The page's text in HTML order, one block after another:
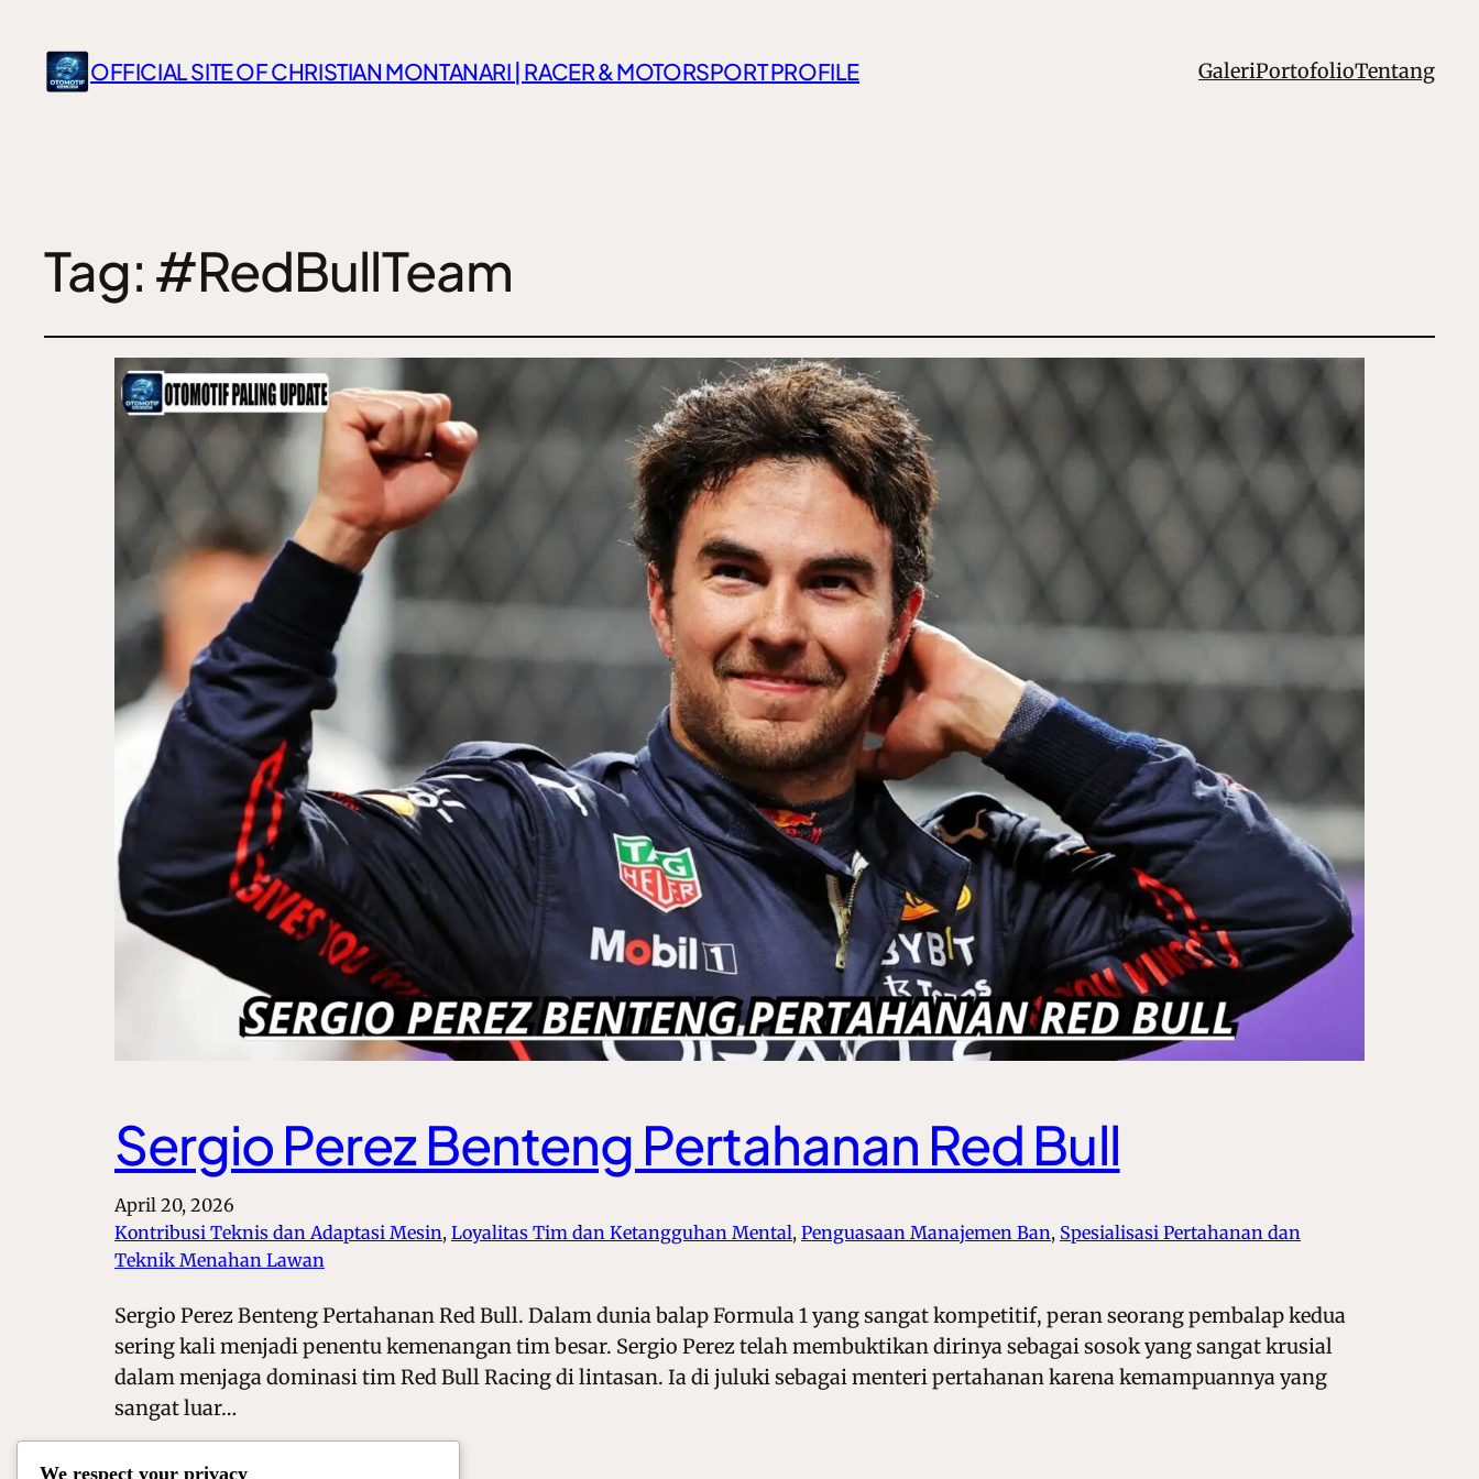
OFFICIAL SITE OF CHRISTIAN MONTANARI | RACER & MOTORSPORT PROFILE GaleriPortofolioTentang
Tag: #RedBullTeam
Sergio Perez Benteng Pertahanan Red Bull
April 20, 2026
Kontribusi Teknis dan Adaptasi Mesin, Loyalitas Tim dan Ketangguhan Mental, Penguasaan Manajemen Ban, Spesialisasi Pertahanan dan
Teknik Menahan Lawan
Sergio Perez Benteng Pertahanan Red Bull. Dalam dunia balap Formula 1 yang sangat kompetitif, peran seorang pembalap kedua
sering kali menjadi penentu kemenangan tim besar. Sergio Perez telah membuktikan dirinya sebagai sosok yang sangat krusial
dalam menjaga dominasi tim Red Bull Racing di lintasan. Ia di juluki sebagai menteri pertahanan karena kemampuannya yang
sangat luar…
We respect your privacy